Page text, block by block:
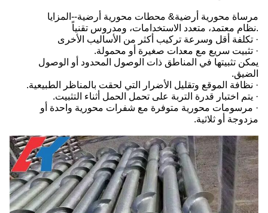
مرساة محورية أرضية& محطات محورية أرضية--المزايا
.نظام معتمد، متعدد الاستخدامات، ومدروس تقنياً
· تكلفة أقل وسرعة تركيب أكثر من الأساليب الأخرى
· تثبيت سريع مع معدات صغيرة أو محمولة.
يمكن تثبيتها في المناطق ذات الوصول المحدود أو الوصول
الضيق.
· نظافة الموقع وتقليل الأضرار التي لحقت بالمناظر الطبيعية.
· يتم اختبار قدرة التربة على تحمل الحمل أثناء التثبيت.
· مرسومات محورية متوفرة مع شفرات محورية واحدة أو
مزدوجة أو ثلاثية.